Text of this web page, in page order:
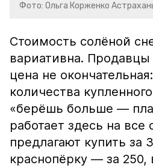
Фото: Ольга Корженко
Стоимость солёной
вариативна.
цена не
количества
«берёшь больше —
работает здесь на все
предлагают купить за
краснопёрку — за 250,